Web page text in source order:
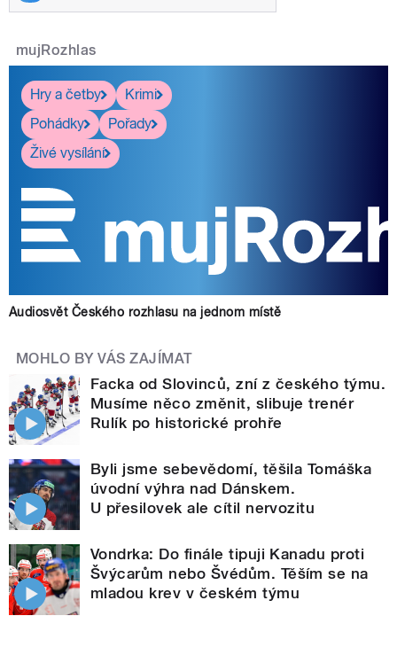
mujRozhlas
Hry a četby
Krimi
Pohádky
Pořady
Živé vysílání
Audiosvět Českého rozhlasu na jednom místě
MOHLO BY VÁS ZAJÍMAT
Facka od Slovinců, zní z českého týmu.
Musíme něco změnit, slibuje trenér
Rulík po historické prohře
Byli jsme sebevědomí, těšila Tomáška
úvodní výhra nad Dánskem.
U přesilovek ale cítil nervozitu
Vondrka: Do finále tipuji Kanadu proti
Švýcarům nebo Švédům. Těším se na
mladou krev v českém týmu